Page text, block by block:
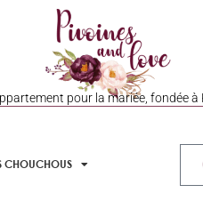
pour la mariée, fondée à
CHOUCHOUS